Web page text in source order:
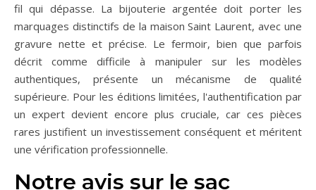
fil qui dépasse. La bijouterie argentée doit porter les
marquages distinctifs de la maison Saint Laurent, avec une
gravure nette et précise. Le fermoir, bien que parfois
décrit comme difficile à manipuler sur les modèles
authentiques, présente un mécanisme de qualité
supérieure. Pour les éditions limitées, l'authentification par
un expert devient encore plus cruciale, car ces pièces
rares justifient un investissement conséquent et méritent
une vérification professionnelle.
Notre avis sur le sac